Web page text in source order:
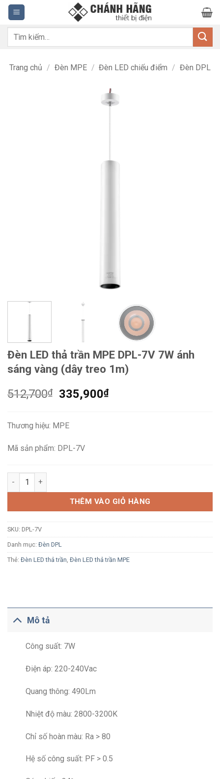
Bỏ
qua
nội
dung
Tìm
Trang chủ / Đèn MPE / Đèn LED chiếu điểm / Đèn DPL
Đèn LED thả trần MPE DPL-7V 7W ánh
sáng vàng (dây treo 1m)
512,700₫
Giá
512,700₫.
335,900₫Giá
Thương hiệu: MPE
Mã sản phẩm: DPL-7V
Đèn LED thả trần MPE DPL-7V 7W ánh sáng vàng (dây treo
THÊM VÀO GIỎ HÀNG
SKU: DPL-7V
Danh mục: Đèn DPL
Thẻ: Đèn LED thả trần Đèn LED thả trần MPE
Mô tả
Công suất: 7W
Điện áp: 220-240Vac
Quang thông: 490Lm
Nhiệt độ màu: 2800-3200K
Chỉ số hoàn màu: Ra > 80
Hệ số công suất: PF > 0.5